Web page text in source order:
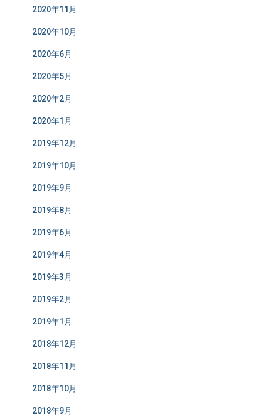
2020年11月
2020年10月
2020年6月
2020年5月
2020年2月
2020年1月
2019年12月
2019年10月
2019年9月
2019年8月
2019年6月
2019年4月
2019年3月
2019年2月
2019年1月
2018年12月
2018年11月
2018年10月
2018年9月